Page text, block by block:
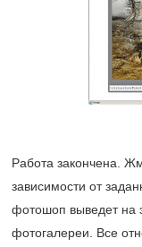
Работа закончена.
зависимости от
фотошоп выведет на
фотогалереи. Все